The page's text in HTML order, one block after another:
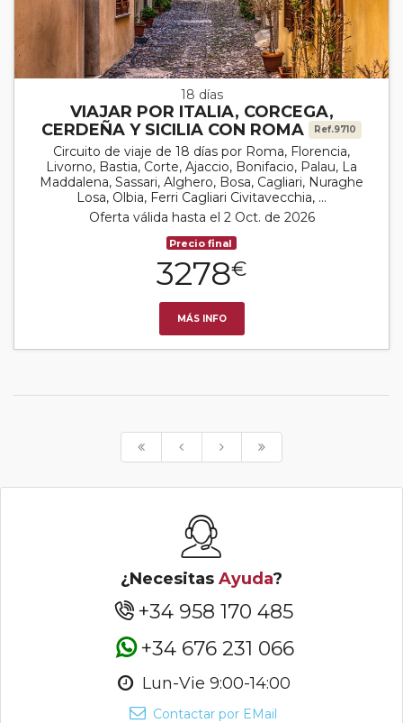
18 días
VIAJAR POR ITALIA, CORCEGA,
CERDEÑA Y SICILIA CON ROMA
Ref.9710
Circuito de viaje de 18 días por Roma, Florencia,
Livorno, Bastia, Corte, Ajaccio, Bonifacio, Palau, La
Maddalena, Sassari, Alghero, Bosa, Cagliari, Nuraghe
Losa, Olbia, Ferri Cagliari Civitavecchia, ...
Oferta válida hasta el 2 Oct. de 2026
Precio final
3278€
MÁS INFO
¿Necesitas Ayuda?
+34 958 170 485
+34 676 231 066
Lun-Vie 9:00-14:00
Contactar por EMail